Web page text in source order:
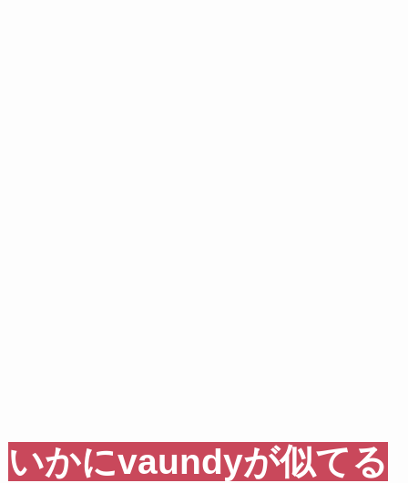
いかにvaundyが似てる